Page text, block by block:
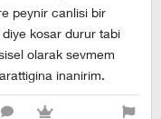
peynir canlisi bir
kosar durur tabi
olarak sevmem
inanirim.